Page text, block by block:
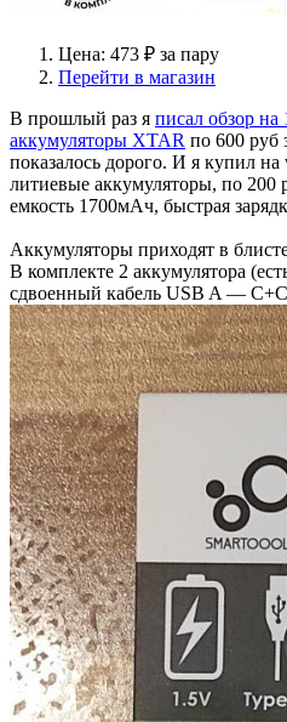
Цена: 473 ₽ за пару
Перейти в магазин
В прошлый раз я писал обзор
аккумуляторы XTAR по 600 руб
показалось дорого. И я купил
литиевые аккумуляторы, по 200
емкость 1700мАч, быстрая
Аккумуляторы приходят в
В комплекте 2 аккумулятора
сдвоенный кабель USB A —